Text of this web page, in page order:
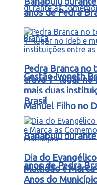
Gestão Ivoneth
Manuel Filho no
Banabuiú
anos de Pedra
anos de Pedra
Pedra Branca no
crava 1º lugar no
mais duas
Brasil
Dia do
Multidão e Marca
Anos do